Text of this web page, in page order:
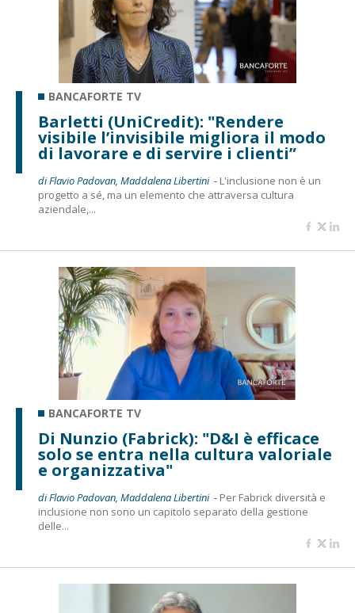
BANCAFORTE TV
Barletti (UniCredit): "Rendere
visibile l’invisibile migliora il modo
di lavorare e di servire i clienti”
di Flavio Padovan, Maddalena Libertini - L'inclusione non è un
progetto a sé, ma un elemento che attraversa cultura
aziendale,...
BANCAFORTE TV
Di Nunzio (Fabrick): "D&I è efficace
solo se entra nella cultura valoriale
e organizzativa"
di Flavio Padovan, Maddalena Libertini - Per Fabrick diversità e
inclusione non sono un capitolo separato della gestione
delle...